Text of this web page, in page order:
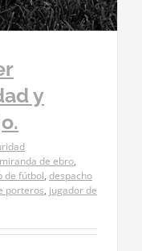
y
de ebro,
de fútbol, despacho
porteros, jugador de